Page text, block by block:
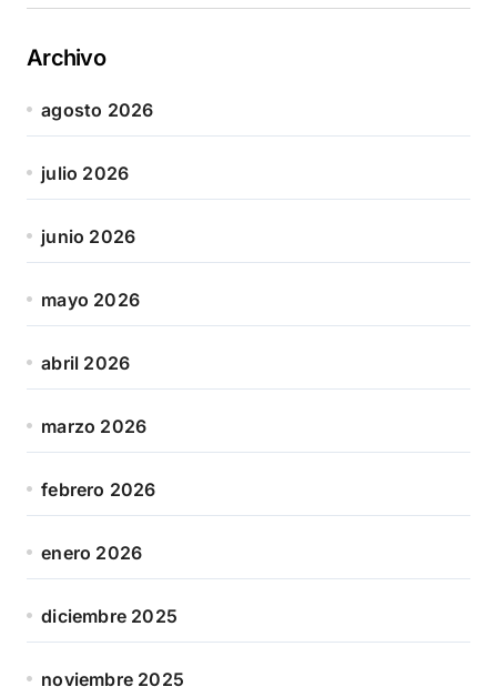
Archivo
agosto 2026
julio 2026
junio 2026
mayo 2026
abril 2026
marzo 2026
febrero 2026
enero 2026
diciembre 2025
noviembre 2025